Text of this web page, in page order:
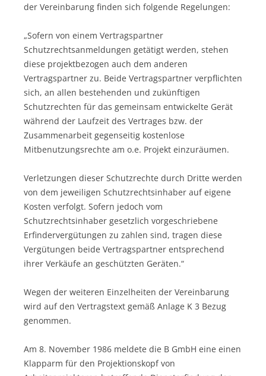
der Vereinbarung finden sich folgende Regelungen:
„Sofern von einem Vertragspartner
Schutzrechtsanmeldungen getätigt werden, stehen
diese projektbezogen auch dem anderen
Vertragspartner zu. Beide Vertragspartner verpflichten
sich, an allen bestehenden und zukünftigen
Schutzrechten für das gemeinsam entwickelte Gerät
während der Laufzeit des Vertrages bzw. der
Zusammenarbeit gegenseitig kostenlose
Mitbenutzungsrechte am o.e. Projekt einzuräumen.
Verletzungen dieser Schutzrechte durch Dritte werden
von dem jeweiligen Schutzrechtsinhaber auf eigene
Kosten verfolgt. Sofern jedoch vom
Schutzrechtsinhaber gesetzlich vorgeschriebene
Erfindervergütungen zu zahlen sind, tragen diese
Vergütungen beide Vertragspartner entsprechend
ihrer Verkäufe an geschützten Geräten.“
Wegen der weiteren Einzelheiten der Vereinbarung
wird auf den Vertragstext gemäß Anlage K 3 Bezug
genommen.
Am 8. November 1986 meldete die B GmbH eine einen
Klapparm für den Projektionskopf von